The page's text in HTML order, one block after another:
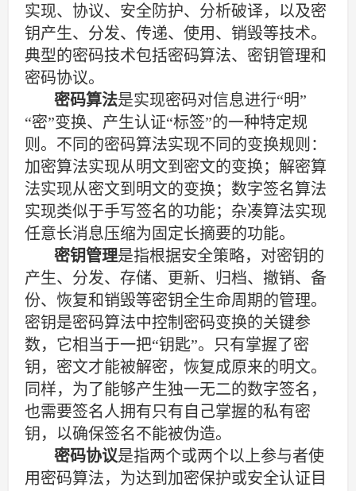
实现、协议、安全防护、分析破译，以及密
钥产生、分发、传递、使用、销毁等技术。
典型的密码技术包括密码算法、密钥管理和
密码协议。
密码算法是实现密码对信息进行“明”
“密”变换、产生认证“标签”的一种特定规
则。不同的密码算法实现不同的变换规则：
加密算法实现从明文到密文的变换；解密算
法实现从密文到明文的变换；数字签名算法
实现类似于手写签名的功能；杂凑算法实现
任意长消息压缩为固定长摘要的功能。
密钥管理是指根据安全策略，对密钥的
产生、分发、存储、更新、归档、撤销、备
份、恢复和销毁等密钥全生命周期的管理。
密钥是密码算法中控制密码变换的关键参
数，它相当于一把“钥匙”。只有掌握了密
钥，密文才能被解密，恢复成原来的明文。
同样，为了能够产生独一无二的数字签名，
也需要签名人拥有只有自己掌握的私有密
钥，以确保签名不能被伪造。
密码协议是指两个或两个以上参与者使
用密码算法，为达到加密保护或安全认证目